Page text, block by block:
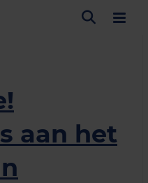
aan het